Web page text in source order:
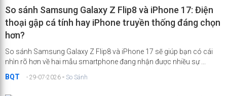
So sánh Samsung Galaxy Z Flip8 và iPhone 17: Điện
thoại gập cá tính hay iPhone truyền thống đáng chọn
hơn?
So sánh Samsung Galaxy Z Flip8 và iPhone 17 sẽ giúp bạn có cái
nhìn rõ hơn về hai mẫu smartphone đang nhận được nhiều sự ...
BQT
- 29-07-2026 - So Sánh